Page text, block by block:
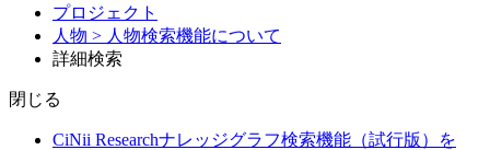
プロジェクト
人物 > 人物検索機能について
詳細検索
閉じる
CiNii Researchナレッジグラフ検索機能（試行版）を